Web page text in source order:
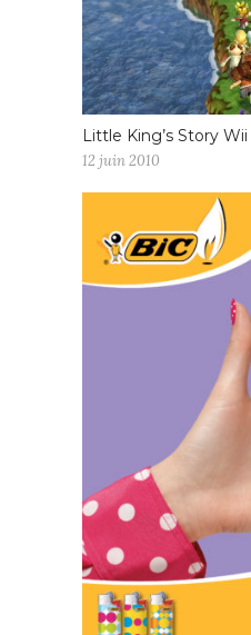
Little King’s Story Wii
12 juin 2010